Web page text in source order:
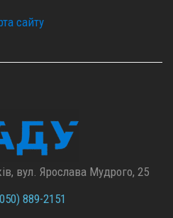
сайту
вул. Ярослава Мудрого, 25
889-2151